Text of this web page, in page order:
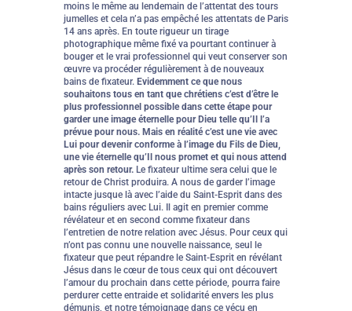
moins le même au lendemain de l’attentat des tours
jumelles et cela n’a pas empêché les attentats de Paris
14 ans après. En toute rigueur un tirage
photographique même fixé va pourtant continuer à
bouger et le vrai professionnel qui veut conserver son
œuvre va procéder régulièrement à de nouveaux
bains de fixateur. Evidemment ce que nous
souhaitons tous en tant que chrétiens c’est d’être le
plus professionnel possible dans cette étape pour
garder une image éternelle pour Dieu telle qu’Il l’a
prévue pour nous. Mais en réalité c’est une vie avec
Lui pour devenir conforme à l’image du Fils de Dieu,
une vie éternelle qu’Il nous promet et qui nous attend
après son retour.Le fixateur ultime sera celui que le
retour de Christ produira. A nous de garder l’image
intacte jusque là avec l’aide du Saint-Esprit dans des
bains réguliers avec Lui. Il agit en premier comme
révélateur et en second comme fixateur dans
l’entretien de notre relation avec Jésus. Pour ceux qui
n’ont pas connu une nouvelle naissance, seul le
fixateur que peut répandre le Saint-Esprit en révélant
Jésus dans le cœur de tous ceux qui ont découvert
l’amour du prochain dans cette période, pourra faire
perdurer cette entraide et solidarité envers les plus
démunis, et notre témoignage dans ce vécu en